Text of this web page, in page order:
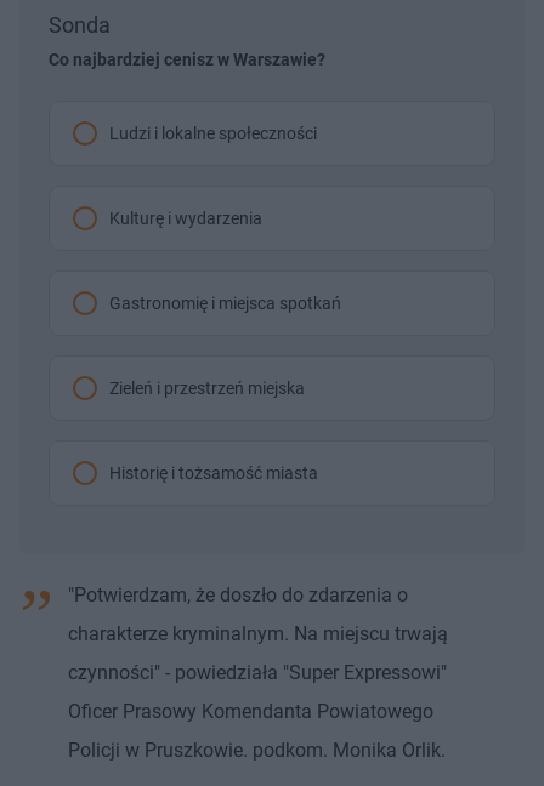
Sonda
Co najbardziej cenisz w Warszawie?
Ludzi i lokalne społeczności
Kulturę i wydarzenia
Gastronomię i miejsca spotkań
Zieleń i przestrzeń miejska
Historię i tożsamość miasta
"Potwierdzam, że doszło do zdarzenia o
charakterze kryminalnym. Na miejscu trwają
czynności" - powiedziała "Super Expressowi"
Oficer Prasowy Komendanta Powiatowego
Policji w Pruszkowie. podkom. Monika Orlik.